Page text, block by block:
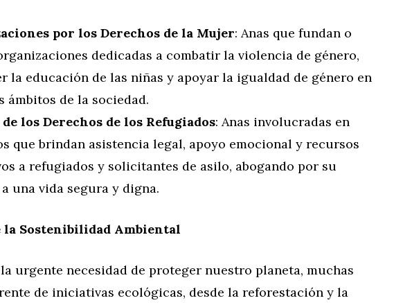
por los Derechos de la Mujer: Anas que fundan o
dedicadas a combatir la violencia de género,
la educación de las niñas y apoyar la igualdad de género en
ámbitos de la sociedad.
de los Derechos de los Refugiados: Anas involucradas en
que brindan asistencia legal, apoyo emocional y recursos
a refugiados y solicitantes de asilo, abogando por su
una vida segura y digna.
la Sostenibilidad Ambiental
urgente necesidad de proteger nuestro planeta, muchas
de iniciativas ecológicas, desde la reforestación y la